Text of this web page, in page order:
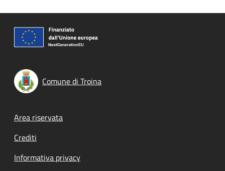
Comune di Troina
Footer menu
Area riservata
Crediti
Informativa privacy